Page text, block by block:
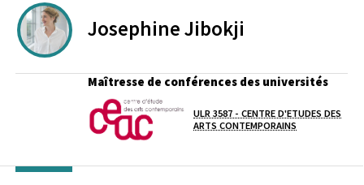
JosephineJibokji
Maîtresse de conférences des universités
Laboratoire / équipe
ULR 3587 - CENTRE D'ETUDES DES
ARTS CONTEMPORAINS